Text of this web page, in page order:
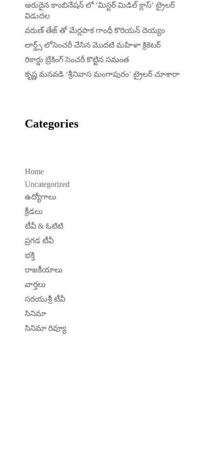
అరుదైన కాంబినేషన్ లో ‘మిస్టర్ మిడిల్ క్లాస్’ ట్రైలర్
విడుదల
వరుణ్ తేజ్ తో మేర్లపాక గాంధీ కొరియన్ దెయ్యం
లార్డ్స్ లోసెంచరీ చేసిన మొదటి మహిళా క్రికెటర్
రికార్డు బ్రేకింగ్ సెంచరీ కొట్టిన సమంత
కృష్ణ మనవడి ‘శ్రీనివాస మంగాపురం’ ట్రైలర్ చూశారా
Categories
Home
Uncategorized
ఉద్యోగాలు
క్రీడలు
టీవీ & ఓటిటి
ప్రగడ టీవీ
భక్తి
రాజకీయాలు
వార్తలు
సరయుశ్రీ టీవీ
సినిమా
సినిమా రివ్యూ